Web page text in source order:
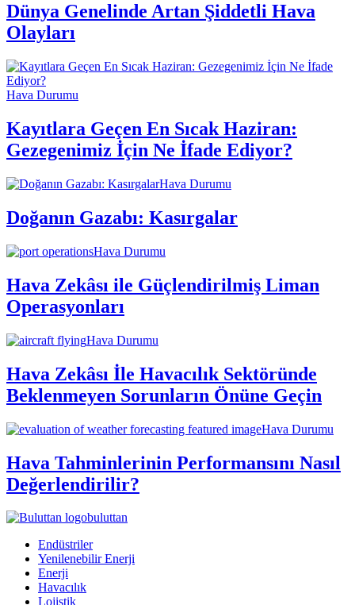
Dünya Genelinde Artan Şiddetli Hava
Olayları
Hava Durumu
Kayıtlara Geçen En Sıcak Haziran:
Gezegenimiz İçin Ne İfade Ediyor?
Hava Durumu
Doğanın Gazabı: Kasırgalar
Hava Durumu
Hava Zekâsı ile Güçlendirilmiş Liman
Operasyonları
Hava Durumu
Hava Zekâsı İle Havacılık Sektöründe
Beklenmeyen Sorunların Önüne Geçin
Hava Durumu
Hava Tahminlerinin Performansını Nasıl
Değerlendirilir?
buluttan
Endüstriler
Yenilenebilir Enerji
Enerji
Havacılık
Lojistik